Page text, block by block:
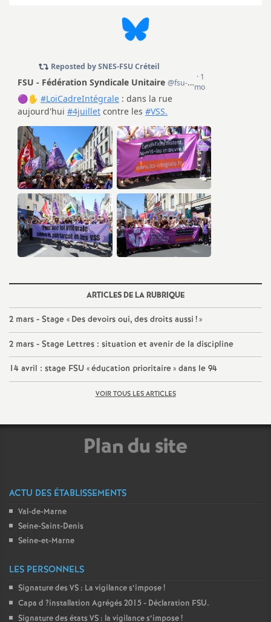
d
g
r
é
O
r
l
é
a
n
s
u
s
ARTICLES DE LA RUBRIQUE
2 mars - Stage « Des devoirs oui, des droits aussi !»
2 mars - Stage Lettres : situation et avenir de la discipline
14 avril : stage FSU «éducation prioritaire» dans le 94
VOIR TOUS LES ARTICLES
Plan du site
ACTU DES ÉTABLISSEMENTS
Val-de-Marne
Seine-Saint-Denis
Seine-et-Marne
LES PERSONNELS
Signature des VS : La vigilance s’impose!
Capa d ?installation Agrégés 2015 - Déclaration FSU.
Signature des états VS : la vigilance s’impose!